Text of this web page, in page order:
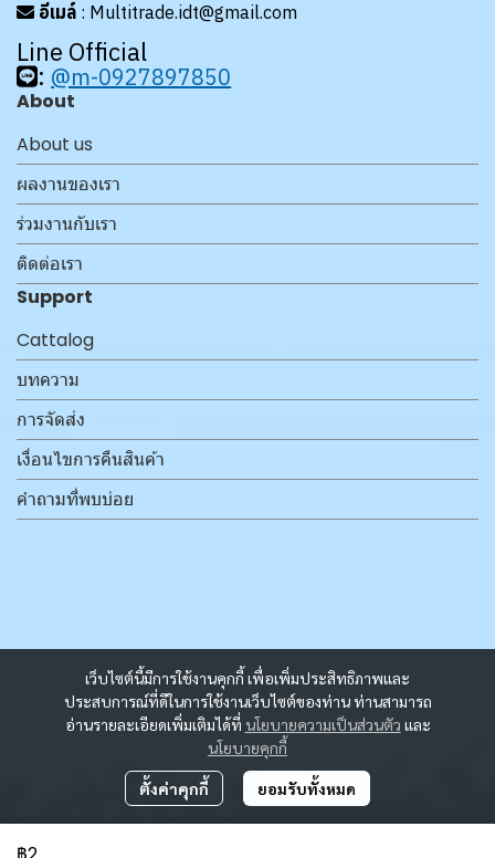
เว็บไซต์นี้มีการใช้งานคุกกี้ เพื่อเพิ่มประสิทธิภาพและ
ประสบการณ์ที่ดีในการใช้งานเว็บไซต์ของท่าน ท่านสามารถ
อ่านรายละเอียดเพิ่มเติมได้ที่ นโยบายความเป็นส่วนตัว และ
นโยบายคุกกี้
ตั้งค่าคุกกี้ ยอมรับทั้งหมด
อีเมล์ : Multitrade.idt@gmail.com
Line Official
: @m-0927897850
About
About us
ผลงานของเรา
ร่วมงานกับเรา
ติดต่อเรา
Support
Cattalog
บทความ
การจัดส่ง
เงื่อนไขการคืนสินค้า
คำถามที่พบบ่อย